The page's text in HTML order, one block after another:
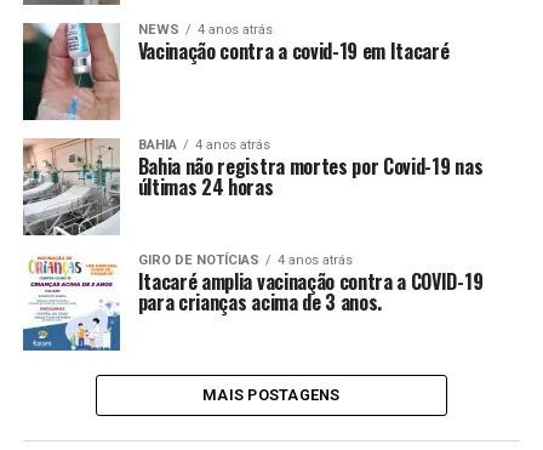
NEWS 4 anos atrás
Vacinação contra a covid-19 em Itacaré
BAHIA 4 anos atrás
Bahia não registra mortes por Covid-19 nas
últimas 24 horas
GIRO DE NOTÍCIAS 4 anos atrás
Itacaré amplia vacinação contra a COVID-19
para crianças acima de 3 anos.
MAIS POSTAGENS